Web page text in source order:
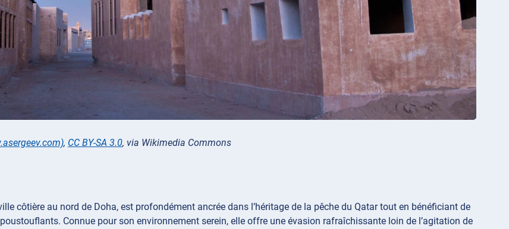
, CC BY-SA 3.0, via Wikimedia Commons
côtière au nord de Doha, est profondément ancrée dans l’héritage de la pêche du Qatar tout en bénéficiant de
Connue pour son environnement serein, elle offre une évasion rafraîchissante loin de l’agitation de